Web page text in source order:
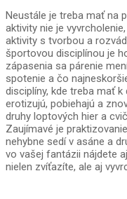
Neustále je treba mať na
aktivity nie je
aktivity s tvorbou a
športovou disciplínou je
zápasenia sa párenie
spotenie a čo
disciplíny, kde treba mať
erotizujú, pobiehajú a
druhy loptových hier a
Zaujímavé je
nehybne sedí v asáne a
vo vašej fantázii nájdete
nielen zvíťazíte, ale aj